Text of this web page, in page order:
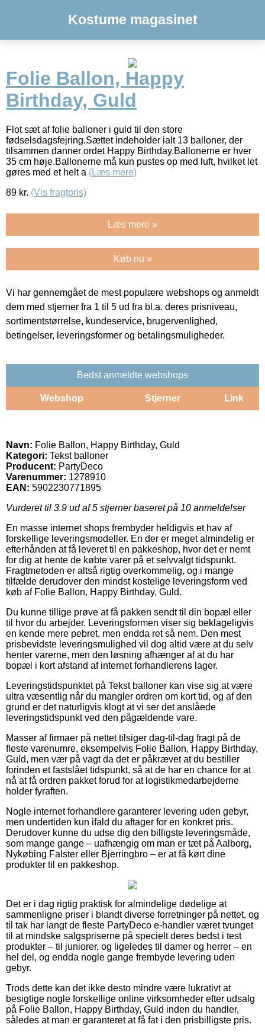
Kostume magasinet
Folie Ballon, Happy
Birthday, Guld
Flot sæt af folie balloner i guld til den store
fødselsdagsfejring.Sættet indeholder ialt 13 balloner, der
tilsammen danner ordet Happy Birthday.Ballonerne er hver
35 cm høje.Ballonerne må kun pustes op med luft, hvilket let
gøres med et helt a (Læs mere)
89 kr. (Vis fragtpris)
Læs mere »
Køb nu »
Vi har gennemgået de mest populære webshops og anmeldt
dem med stjerner fra 1 til 5 ud fra bl.a. deres prisniveau,
sortimentstørrelse, kundeservice, brugervenlighed,
betingelser, leveringsformer og betalingsmuligheder.
Bedst anmeldte webshops
Webshop Stjerner Link
Navn: Folie Ballon, Happy Birthday, Guld
Kategori: Tekst balloner
Producent: PartyDeco
Varenummer: 1278910
EAN: 5902230771895
Vurderet til 3.9 ud af 5 stjerner baseret på 10 anmeldelser
En masse internet shops frembyder heldigvis et hav af
forskellige leveringsmodeller. En der er meget almindelig er
efterhånden at få leveret til en pakkeshop, hvor det er nemt
for dig at hente de købte varer på et selvvalgt tidspunkt.
Fragtmetoden er altså rigtig overkommelig, og i mange
tilfælde derudover den mindst kostelige leveringsform ved
køb af Folie Ballon, Happy Birthday, Guld.
Du kunne tillige prøve at få pakken sendt til din bopæl eller
til hvor du arbejder. Leveringsformen viser sig beklageligvis
en kende mere pebret, men endda ret så nem. Den mest
prisbevidste leveringsmulighed vil dog altid være at du selv
henter varerne, men den løsning afhænger af at du har
bopæl i kort afstand af internet forhandlerens lager.
Leveringstidspunktet på Tekst balloner kan vise sig at være
ultra væsentlig når du mangler ordren om kort tid, og af den
grund er det naturligvis klogt at vi ser det anslåede
leveringstidspunkt ved den pågældende vare.
Masser af firmaer på nettet tilsiger dag-til-dag fragt på de
fleste varenumre, eksempelvis Folie Ballon, Happy Birthday,
Guld, men vær på vagt da det er påkrævet at du bestiller
forinden et fastslået tidspunkt, så at de har en chance for at
nå at få ordren pakket forud for at logistikmedarbejderne
holder fyraften.
Nogle internet forhandlere garanterer levering uden gebyr,
men undertiden kun ifald du aftager for en konkret pris.
Derudover kunne du udse dig den billigste leveringsmåde,
som mange gange – uafhængig om man er tæt på Aalborg,
Nykøbing Falster eller Bjerringbro – er at få kørt dine
produkter til en pakkeshop.
Det er i dag rigtig praktisk for almindelige dødelige at
sammenligne priser i blandt diverse forretninger på nettet, og
til tak har langt de fleste PartyDeco e-handler været tvunget
til at mindske salgspriserne på specielt deres bedst i test
produkter – til juniorer, og ligeledes til damer og herrer – en
hel del, og endda nogle gange frembyde levering uden
gebyr.
Trods dette kan det ikke desto mindre være lukrativt at
besigtige nogle forskellige online virksomheder efter udsalg
på Folie Ballon, Happy Birthday, Guld inden du handler,
således at man er garanteret at få fat i den prisbilligste pris.